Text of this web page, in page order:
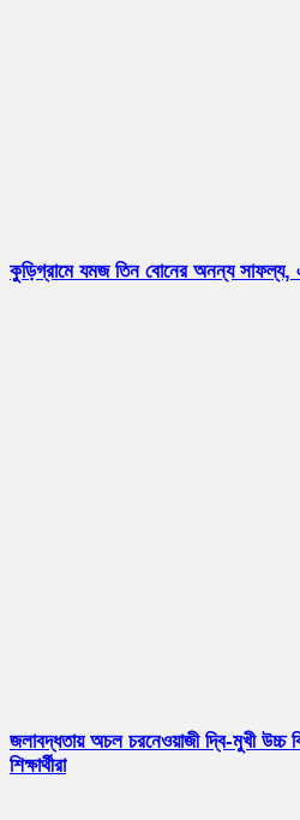
কুড়িগ্রামে যমজ তিন বোনের অনন্য সাফল্য,
জলাবদ্ধতায় অচল চরনেওয়াজী দ্বি-মুখী উচ্চ
শিক্ষার্থীরা